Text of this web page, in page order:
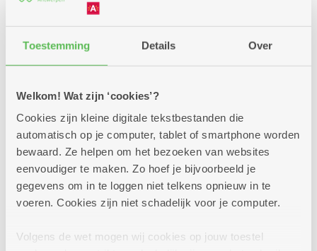
Toestemming Details Over
Welkom! Wat zijn ‘cookies’?
Cookies zijn kleine digitale tekstbestanden die
automatisch op je computer, tablet of smartphone worden
bewaard. Ze helpen om het bezoeken van websites
eenvoudiger te maken. Zo hoef je bijvoorbeeld je
gegevens om in te loggen niet telkens opnieuw in te
voeren. Cookies zijn niet schadelijk voor je computer.
Volgens de wet mogen wij cookies op jouw toestel
Je e-mailadres
Ja, ik wil een afspraak bij dit dienstencentrum